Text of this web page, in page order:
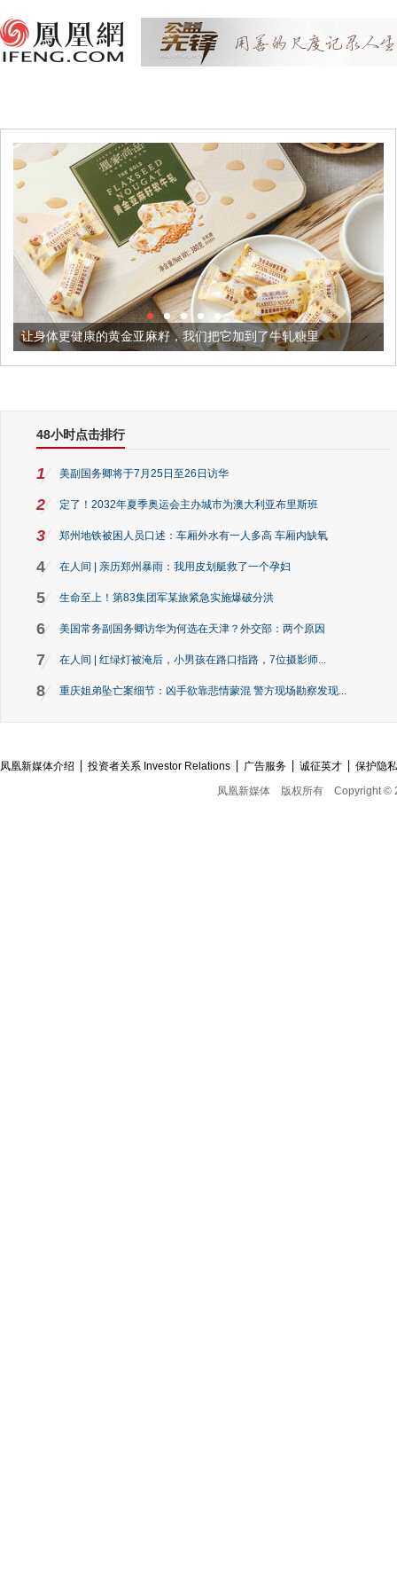
金亚麻籽，我们把它加到了牛轧糖里 被列入佛家七宝的它
48小时点击排行
1 美副国务卿将于7月25日至26日访华
2 定了！2032年夏季奥运会主办城市为澳大利亚布里斯班
3 郑州地铁被困人员口述：车厢外水有一人多高 车厢内缺氧
4 在人间 | 亲历郑州暴雨：我用皮划艇救了一个孕妇
5 生命至上！第83集团军某旅紧急实施爆破分洪
6 美国常务副国务卿访华为何选在天津？外交部：两个原因
7 在人间 | 红绿灯被淹后，小男孩在路口指路，7位摄影师...
8 重庆姐弟坠亡案细节：凶手欲靠悲情蒙混 警方现场勘察发现...
凤凰新媒体介绍 投资者关系 Investor Relations 广告服务 诚征英才
保护隐
凤凰新媒体
版权所有 Copyright ©